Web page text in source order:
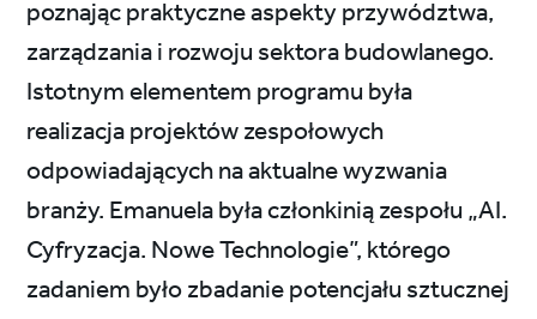
poznając praktyczne aspekty przywództwa,
zarządzania i rozwoju sektora budowlanego.
Istotnym elementem programu była
realizacja projektów zespołowych
odpowiadających na aktualne wyzwania
branży. Emanuela była członkinią zespołu „AI.
Cyfryzacja. Nowe Technologie”, którego
zadaniem było zbadanie potencjału sztucznej